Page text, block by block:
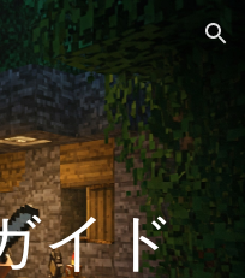
Skip to navigation
イド